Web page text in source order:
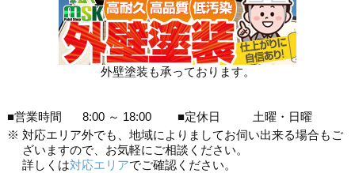
外壁塗装も承っております。
■営業時間 8:00 ～ 18:00 ■定休日
土曜・日曜
※ 対応エリア外でも、地域によりましてお伺い出来る場合もご
ざいますので、お気軽にご相談ください。
詳しくは対応エリアでご確認ください。